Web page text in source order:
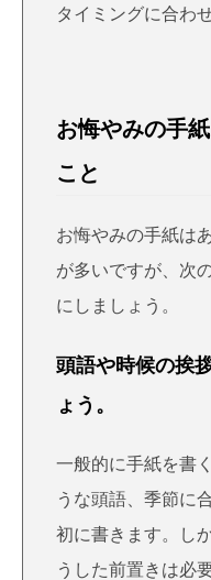
タイミングに合わ
お悔やみの手
こと
お悔やみの手紙は
が多いですが、次
にしましょう。
頭語や時候の挨
ょう。
一般的に手紙を書
うな頭語、季節に
初に書きます。し
うした前置きは必